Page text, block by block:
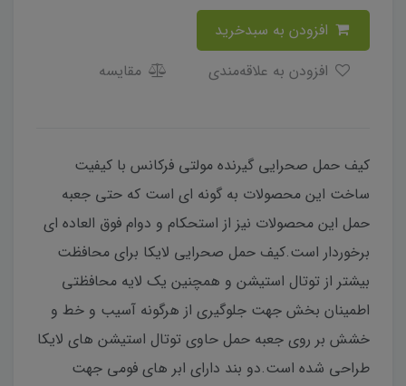
مقایسه
کیف حمل صحرایی گیرنده مولتی فرکانس با کیفیت
ساخت این محصولات به گونه ای است که حتی جعبه
حمل این محصولات نیز از استحکام و دوام فوق العاده ای
برخوردار است.کیف حمل صحرایی لایکا برای محافظت
بیشتر از توتال استیشن و همچنین یک لایه محافظتی
اطمینان بخش جهت جلوگیری از هرگونه آسیب و خط و
خشش بر روی جعبه حمل حاوی توتال استیشن های لایکا
طراحی شده است.دو بند دارای ابر های فومی جهت